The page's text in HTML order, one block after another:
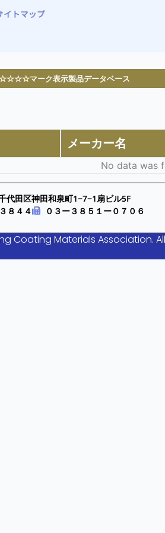
イトマップ
マーク表示製品データベース
メーカー名
No data was
田区神田和泉町1−7−1扇ビル5F
８４４
０３ー３８５１ー０７０６
Coating Materials Association.